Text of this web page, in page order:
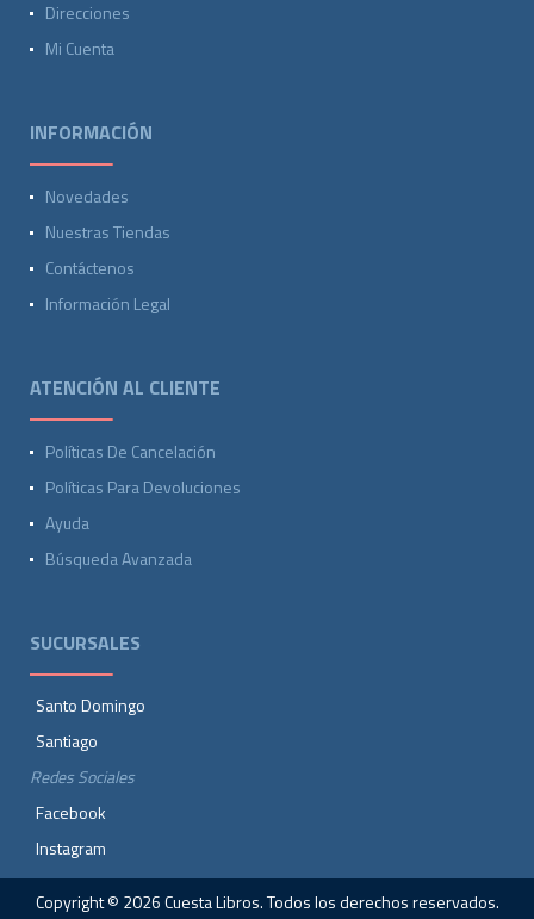
Direcciones
Mi Cuenta
INFORMACIÓN
Novedades
Nuestras Tiendas
Contáctenos
Información Legal
ATENCIÓN AL CLIENTE
Políticas De Cancelación
Políticas Para Devoluciones
Ayuda
Búsqueda Avanzada
SUCURSALES
Santo Domingo
Santiago
Redes Sociales
Facebook
Instagram
Copyright © 2026 Cuesta Libros. Todos los derechos reservados.